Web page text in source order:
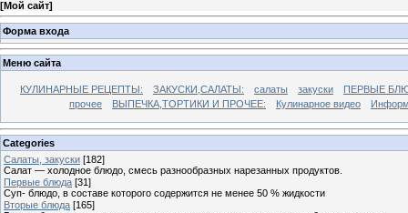
[Мой сайт]
Форма входа
Меню сайта
КУЛИНАРНЫЕ РЕЦЕПТЫ: ЗАКУСКИ,САЛАТЫ: салаты закуски
ПЕРВЫЕ
прочее
ВЫПЕЧКА,ТОРТИКИ И ПРОЧЕЕ: Кулинарное видео
Categories
Cалаты, закуски [182]
Салат — холодное блюдо, смесь разнообразных нарезанных продуктов.
Первые блюда [31]
Суп- блюдо, в составе которого содержится не менее 50 % жидкости
Вторые блюда [165]